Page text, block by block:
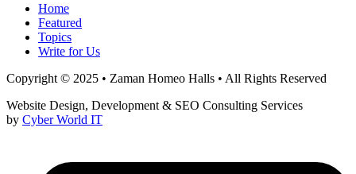
Home
Featured
Topics
Write for Us
Copyright © 2025 • Zaman Homeo Halls • All Rights Reserved
Website Design, Development & SEO Consulting Services
by Cyber World IT